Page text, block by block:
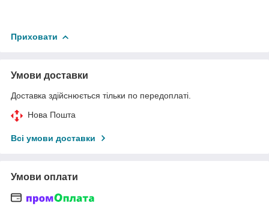
Приховати
Умови доставки
Доставка здійснюється тільки по передоплаті.
Нова Пошта
Всі умови доставки
Умови оплати